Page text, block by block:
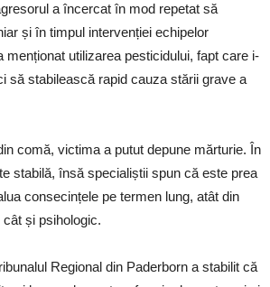
a încercat în mod repetat să
și în timpul intervenției echipelor
menționat utilizarea pesticidului, fapt care i-
să stabilească rapid cauza stării grave a
comă, victima a putut depune mărturie. În
stabilă, însă specialiștii spun că este prea
consecințele pe termen lung, atât din
și psihologic.
Regional din Paderborn a stabilit că